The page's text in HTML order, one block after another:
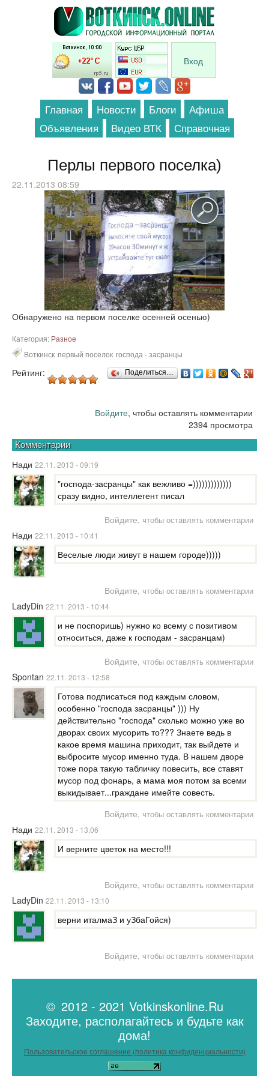
Перейти к основному содержанию
Вход
Главная Новости Блоги
Афиша
Объявления
Видео ВТК Справочная
Перлы первого поселка)
22.11.2013 08:59
Обнаружено на первом поселке осенней осенью)
Категория: Разное
Воткинск первый поселок господа - засранцы
Рейтинг: Поделиться…
Войдите, чтобы оставлять комментарии
2394 просмотра
Комментарии
Нади 22.11. 2013 - 09:19
"господа-засранцы" как вежливо =)))))))))))))
сразу видно, интеллегент писал
Войдите, чтобы оставлять комментарии
Нади 22.11. 2013 - 10:41
Веселые люди живут в нашем городе)))))
Войдите, чтобы оставлять комментарии
LadyDin 22.11. 2013 - 10:44
и не поспоришь) нужно ко всему с позитивом
относиться, даже к господам - засранцам)
Войдите, чтобы оставлять комментарии
Spontan 22.11. 2013 - 12:58
Готова подписаться под каждым словом,
особенно "господа засранцы" ))) Ну
действительно "господа" сколько можно уже во
дворах своих мусорить то??? Знаете ведь в
какое время машина приходит, так выйдете и
выбросите мусор именно туда. В нашем дворе
тоже пора такую табличку повесить, все ставят
мусор под фонарь, а мама моя потом за всеми
выкидывает...граждане имейте совесть.
Войдите, чтобы оставлять комментарии
Нади 22.11. 2013 - 13:06
И верните цветок на место!!!
Войдите, чтобы оставлять комментарии
LadyDin 22.11. 2013 - 13:10
верни италмаЗ и уЗбаГойся)
Войдите, чтобы оставлять комментарии
© 2012 - 2021 Votkinskonline.Ru
Заходите, располагайтесь и будьте как
дома!
Пользовательское соглашение (политика конфиденциальности)